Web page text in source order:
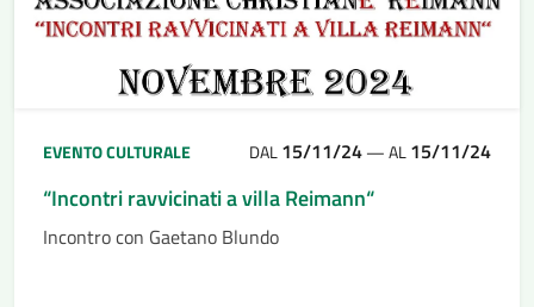
EVENTO CULTURALE DAL15/11/24—AL15/11/24
“Incontri ravvicinati a villa Reimann“
Incontro con Gaetano Blundo